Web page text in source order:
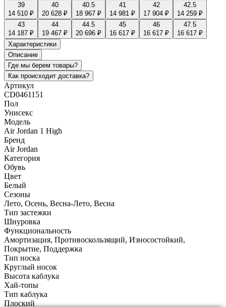
39
14 510 ₽
40
20 628 ₽
40.5
18 967 ₽
41
14 981 ₽
42
17 904 ₽
42.5
14 259 ₽
43
14 187 ₽
44
19 467 ₽
44.5
20 696 ₽
45
16 617 ₽
46
16 617 ₽
47.5
16 617 ₽
Характеристики
Описание
Где мы берем товары?
Как происходит доставка?
Артикул
CD0461151
Пол
Унисекс
Модель
Air Jordan 1 High
Бренд
Air Jordan
Категория
Обувь
Цвет
Белый
Сезоны
Лето, Осень, Весна-Лето, Весна
Тип застежки
Шнуровка
Функциональность
Амортизация, Противоскользящий, Износостойкий,
Покрытие, Поддержка
Тип носка
Круглый носок
Высота каблука
Хай-топы
Тип каблука
Плоский